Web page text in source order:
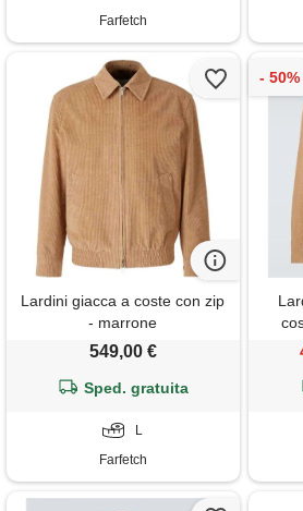
Farfetch
Lardini giacca a coste con zip
- marrone
549,00 €
Sped. gratuita
L
Farfetch